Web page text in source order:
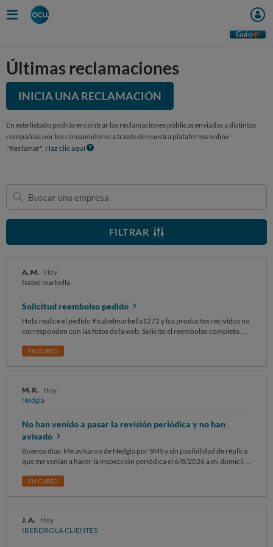
Guio
Últimas reclamaciones
INICIA UNA RECLAMACIÓN
En este listado podrás encontrar las reclamaciones públicas enviadas a distintas
compañías por los consumidores a través de nuestra plataforma online
"Reclamar". Haz clic aquí
Buscar
una
empresa
FILTRAR
A. M. Hoy
Isabel marbella
Solicitud reembolso pedido
Hola,realice el pedido #isabelmarbella1272 y los productos recividos no
corresponden con las fotos de la web. Solicito el reembolso completo del
EN CURSO
M. R. Hoy
Nedgia
No han venido a pasar la revisión periódica y no han
avisado
Buenos días. Me avisaron de Nedgia por SMS y sin posibilidad de réplica
que me venían a hacer la inspección periódica el 6/8/2026 a mi domicilio
alguien en mi casa y pagar a una persona para que estuviese, y son las
EN CURSO
J. A. Hoy
IBERDROLA CLIENTES